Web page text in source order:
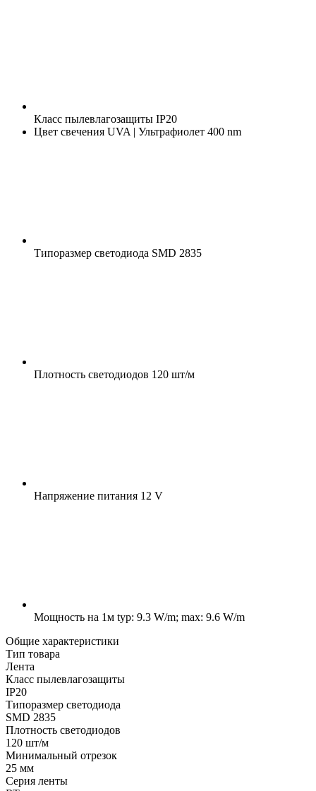
Класс пылевлагозащиты IP20
Цвет свечения UVA | Ультрафиолет 400 nm
Типоразмер светодиода SMD 2835
Плотность светодиодов 120 шт/м
Напряжение питания 12 V
Мощность на 1м typ: 9.3 W/m; max: 9.6 W/m
Общие характеристики
Тип товара
Лента
Класс пылевлагозащиты
IP20
Типоразмер светодиода
SMD 2835
Плотность светодиодов
120 шт/м
Минимальный отрезок
25 мм
Серия ленты